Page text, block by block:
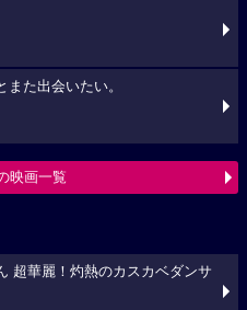
また出会いたい。
映画一覧
超華麗！灼熱のカスカベダンサ